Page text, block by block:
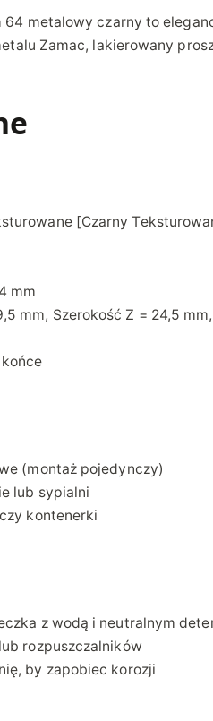
64 metalowy czarny to
Zamac, lakierowany
[Czarny
mm
mm, Szerokość Z = 24,5
(montaż pojedynczy)
lub sypialni
kontenerki
z wodą i neutralnym
rozpuszczalników
by zapobiec korozji